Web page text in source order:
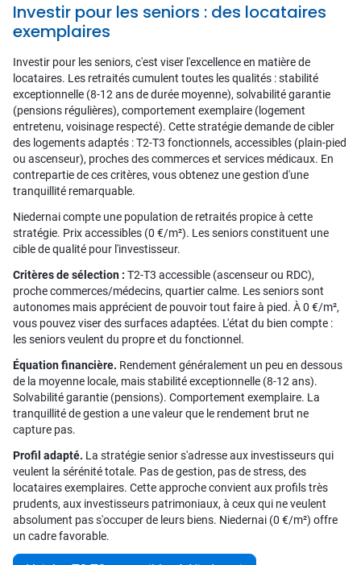
Investir pour les seniors : des locataires
exemplaires
Investir pour les seniors, c'est viser l'excellence en matière de
locataires. Les retraités cumulent toutes les qualités : stabilité
exceptionnelle (8-12 ans de durée moyenne), solvabilité garantie
(pensions régulières), comportement exemplaire (logement
entretenu, voisinage respecté). Cette stratégie demande de cibler
des logements adaptés : T2-T3 fonctionnels, accessibles (plain-pied
ou ascenseur), proches des commerces et services médicaux. En
contrepartie de ces critères, vous obtenez une gestion d'une
tranquillité remarquable.
Niedernai compte une population de retraités propice à cette
stratégie. Prix accessibles (0 €/m²). Les seniors constituent une
cible de qualité pour l'investisseur.
Critères de sélection : T2-T3 accessible (ascenseur ou RDC),
proche commerces/médecins, quartier calme. Les seniors sont
autonomes mais apprécient de pouvoir tout faire à pied. À 0 €/m²,
vous pouvez viser des surfaces adaptées. L'état du bien compte :
les seniors veulent du propre et du fonctionnel.
Équation financière. Rendement généralement un peu en dessous
de la moyenne locale, mais stabilité exceptionnelle (8-12 ans).
Solvabilité garantie (pensions). Comportement exemplaire. La
tranquillité de gestion a une valeur que le rendement brut ne
capture pas.
Profil adapté. La stratégie senior s'adresse aux investisseurs qui
veulent la sérénité totale. Pas de gestion, pas de stress, des
locataires exemplaires. Cette approche convient aux profils très
prudents, aux investisseurs patrimoniaux, à ceux qui ne veulent
absolument pas s'occuper de leurs biens. Niedernai (0 €/m²) offre
un cadre favorable.